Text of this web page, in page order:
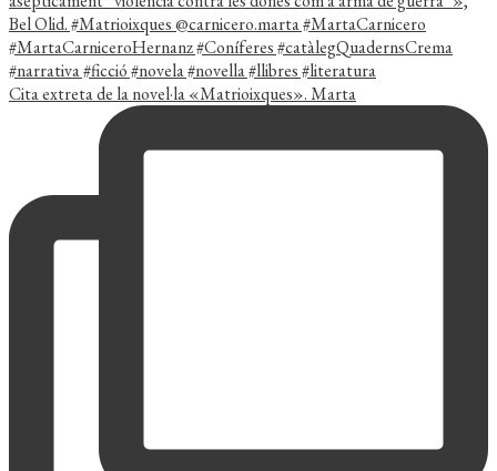
Cita extreta de la novel·la «Matrioixques». Marta